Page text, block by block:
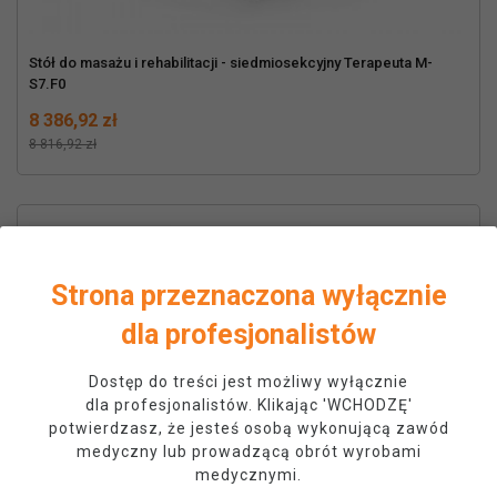
Stół do masażu i rehabilitacji - siedmiosekcyjny Terapeuta M-
S7.F0
Cena
8 386,92 zł
Normalna cena
8 816,92 zł
Strona przeznaczona wyłącznie
dla profesjonalistów
Dostęp do treści jest możliwy wyłącznie
dla profesjonalistów. Klikając 'WCHODZĘ'
potwierdzasz, że jesteś osobą wykonującą zawód
medyczny lub prowadzącą obrót wyrobami
medycznymi.